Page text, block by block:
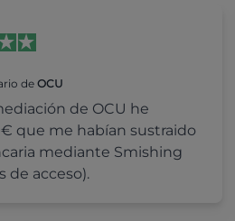
de OCU
de OCU he
que me habían sustraido
mediante Smishing
de acceso).